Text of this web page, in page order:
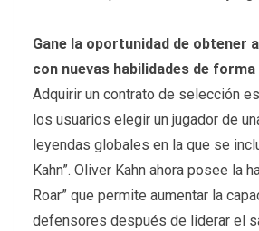
Gane la oportunidad de obtener a
con nuevas habilidades de
Adquirir un contrato de selección
los usuarios elegir un jugador de
leyendas globales en la que se
Kahn”. Oliver Kahn ahora posee la
Roar” que permite aumentar la
defensores después de liderar el